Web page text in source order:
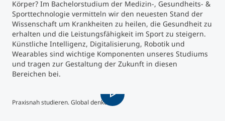
Körper? Im Bachelorstudium der Medizin-, Gesundheits- &
Sporttechnologie vermitteln wir den neuesten Stand der
Wissenschaft um Krankheiten zu heilen, die Gesundheit zu
erhalten und die Leistungsfähigkeit im Sport zu steigern.
Künstliche Intelligenz, Digitalisierung, Robotik und
Wearables sind wichtige Komponenten unseres Studiums
und tragen zur Gestaltung der Zukunft in diesen
Bereichen bei.
Praxisnah studieren. Global denken.